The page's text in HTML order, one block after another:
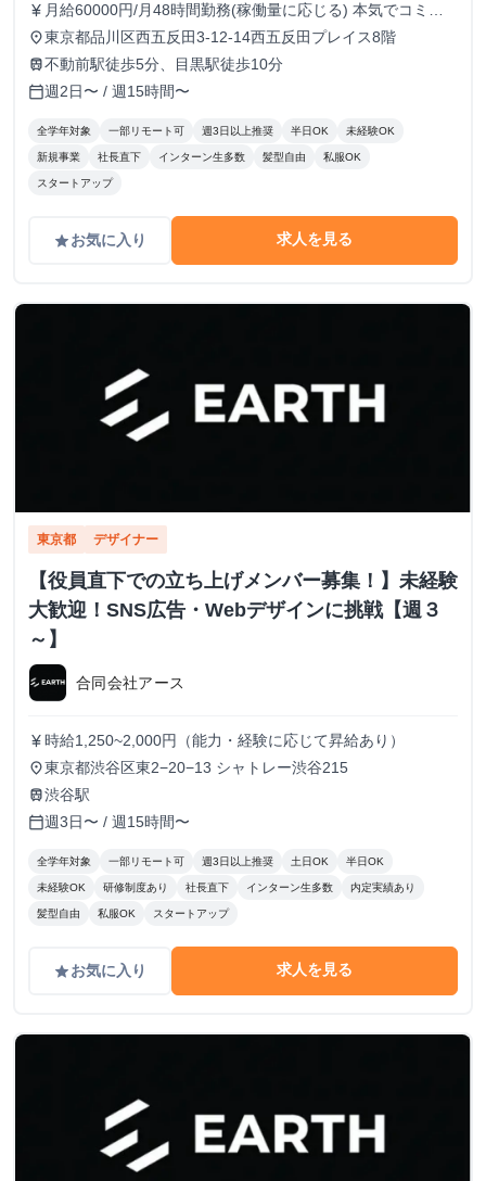
currency_yen 月給60000円/月48時間勤務(稼働量に応じる) 本気でコミッ
トすれば、学生でも圧倒的な実績と報酬を得られる環境で
す！
place東京都品川区西五反田3-12-14西五反田プレイス8階
train不動前駅徒歩5分、目黒駅徒歩10分
calendar_today週2日〜 / 週15時間〜
全学年対象 一部リモート可 週3日以上推奨 半日OK 未経験OK
新規事業 社長直下 インターン生多数 髪型自由 私服OK
スタートアップ
gradeお気に入り 求人を見る
東京都 デザイナー
【役員直下での立ち上げメンバー募集！】未経験
大歓迎！SNS広告・Webデザインに挑戦【週３
～】
合同会社アース
currency_yen 時給1,250~2,000円（能力・経験に応じて昇給あり）
place東京都渋谷区東2−20−13 シャトレー渋谷215
train渋谷駅
calendar_today週3日〜 / 週15時間〜
全学年対象 一部リモート可 週3日以上推奨 土日OK 半日OK
未経験OK 研修制度あり 社長直下 インターン生多数 内定実績あり
髪型自由 私服OK スタートアップ
gradeお気に入り 求人を見る